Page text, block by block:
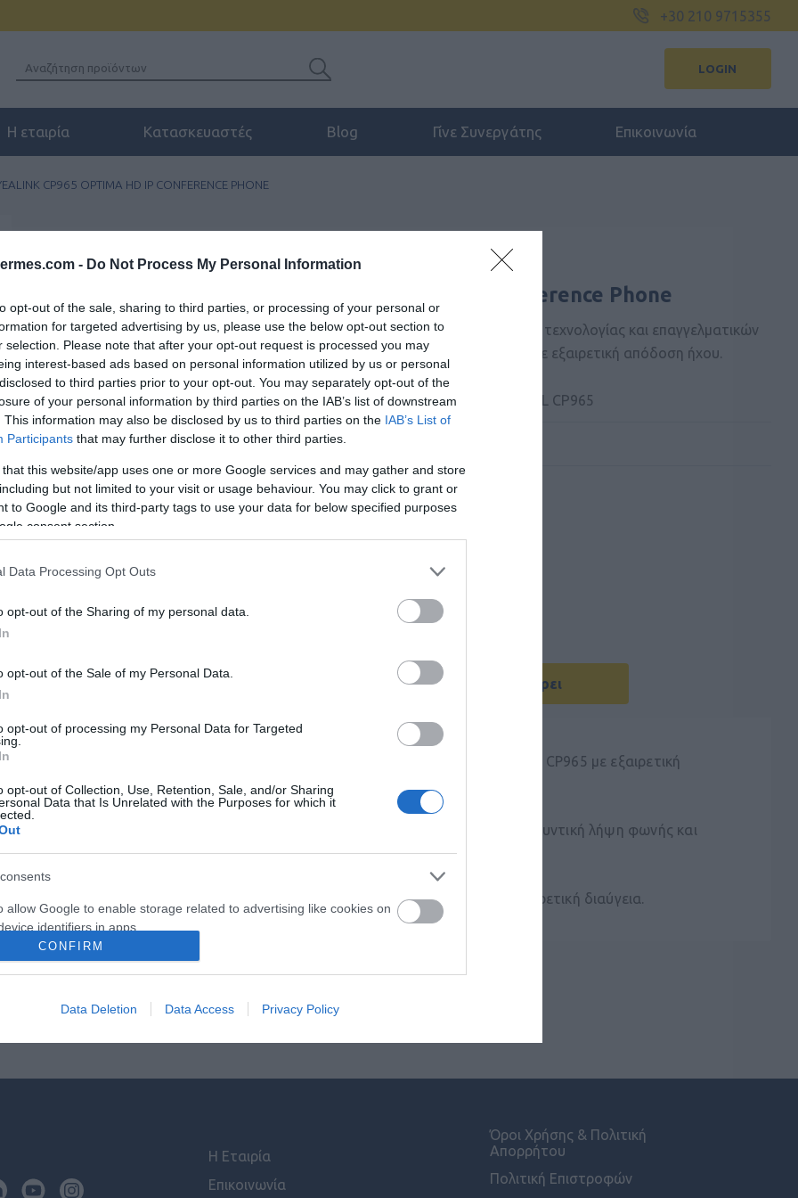
- Do Not Process My Personal Information
opt-out of the sale, sharing to third parties, or processing of your personal or
for targeted advertising by us, please use the below opt-out section to
selection. Please note that after your opt-out request is processed you may
interest-based ads based on personal information utilized by us or personal
to third parties prior to your opt-out. You may separately opt-out of the
of your personal information by third parties on the IAB’s list of downstream
This information may also be disclosed by us to third parties on the IAB’s List of
Participants that may further disclose it to other third parties.
that this website/app uses one or more Google services and may gather and store
but not limited to your visit or usage behaviour. You may click to grant or
to Google and its third-party tags to use your data for below specified purposes
consent section.
Data Processing Opt Outs
opt-out of the Sharing of my personal data.
opt-out of the Sale of my Personal Data.
opt-out of processing my Personal Data for Targeted
opt-out of Collection, Use, Retention, Sale, and/or Sharing
Data that Is Unrelated with the Purposes for which it
allow Google to enable storage related to advertising like cookies on
identifiers in apps.
allow my user data to be sent to Google for online advertising
allow Google to send me personalized advertising.
identifiers in apps.
CONFIRM
Data Deletion Data Access Privacy Policy
+30 210 9715355
LOGIN
Η εταιρία Κατασκευαστές Blog Γίνε Συνεργάτης Επικοινωνία
CP965 OPTIMA HD IP CONFERENCE PHONE
YEALINK CP965 Optima HD IP Conference Phone
Μέσα στην εκπληκτική εμφάνιση, ένα σύνολο ισχυρής τεχνολογίας και επαγγελματικών
εξαρτημάτων έρχονται για να ενισχύσουν το CP965 με εξαιρετική απόδοση ήχου.
SKU:02-11-0104 Κωδικός Kατασκευαστή: YEAL CP965
Yealink
Με Ενδιαφέρει
και επαγγελματικών εξαρτημάτων έρχονται για να ενισχύσουν το CP965 με εξαιρετική
σε κάθε «πόδι» και στο κέντρο του CP965 για να εξασφαλίζει πανκατευθυντική λήψη φωνής και
έχει μέγιστη απόδοση 96db/0,5m.
κάθε γωνιά της αίθουσας μπορούν να ακούσουν και να ακουστούν με εξαιρετική διαύγεια.
Η Εταιρία
Επικοινωνία
Όροι Χρήσης & Πολιτική
Απορρήτου
Πολιτική Επιστροφών